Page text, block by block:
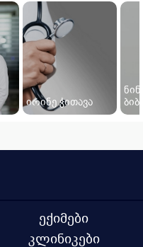
ირინე ჭითავა
ექიმები
კლინიკები